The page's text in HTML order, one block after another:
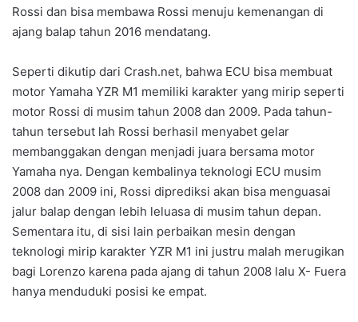
Rossi dan bisa membawa Rossi menuju kemenangan di
ajang balap tahun 2016 mendatang.
Seperti dikutip dari Crash.net, bahwa ECU bisa membuat
motor Yamaha YZR M1 memiliki karakter yang mirip seperti
motor Rossi di musim tahun 2008 dan 2009. Pada tahun-
tahun tersebut lah Rossi berhasil menyabet gelar
membanggakan dengan menjadi juara bersama motor
Yamaha nya. Dengan kembalinya teknologi ECU musim
2008 dan 2009 ini, Rossi diprediksi akan bisa menguasai
jalur balap dengan lebih leluasa di musim tahun depan.
Sementara itu, di sisi lain perbaikan mesin dengan
teknologi mirip karakter YZR M1 ini justru malah merugikan
bagi Lorenzo karena pada ajang di tahun 2008 lalu X- Fuera
hanya menduduki posisi ke empat.